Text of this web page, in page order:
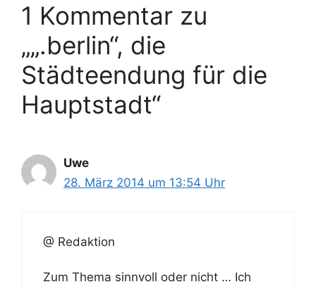
1 Kommentar zu
„„.berlin“, die
Städteendung für die
Hauptstadt“
Uwe
28. März 2014 um 13:54 Uhr
@ Redaktion
Zum Thema sinnvoll oder nicht … Ich